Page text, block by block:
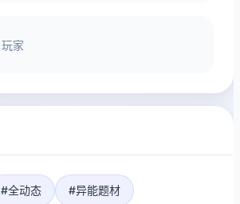
玩家
#全动态 #异能题材